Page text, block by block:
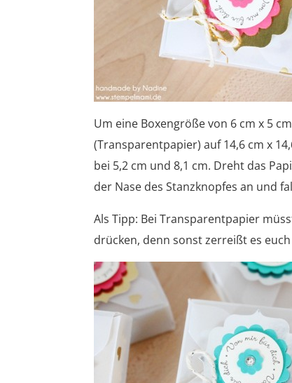
Um eine Boxengröße von 6 cm x 5
(Transparentpapier) auf 14,6 cm x
bei 5,2 cm und 8,1 cm. Dreht das
der Nase des Stanzknopfes an und
Als Tipp: Bei Transparentpapier
drücken, denn sonst zerreißt es